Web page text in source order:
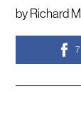
by Richard
7